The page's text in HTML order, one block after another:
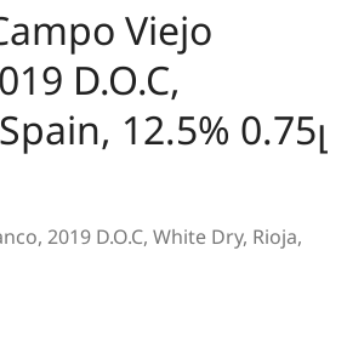
Viejo
D.O.C,
12.5% 0.75լ
2019 D.O.C, White Dry, Rioja,